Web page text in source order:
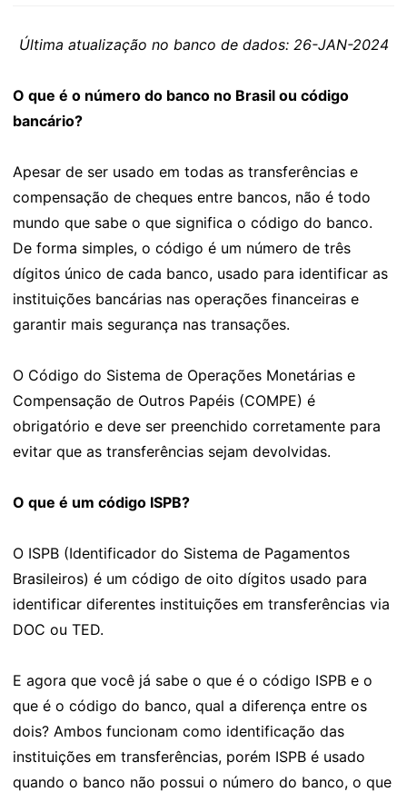
Última atualização no banco de dados: 26-JAN-2024
O que é o número do banco no Brasil ou código
bancário?
Apesar de ser usado em todas as transferências e
compensação de cheques entre bancos, não é todo
mundo que sabe o que significa o código do banco.
De forma simples, o código é um número de três
dígitos único de cada banco, usado para identificar as
instituições bancárias nas operações financeiras e
garantir mais segurança nas transações.
O Código do Sistema de Operações Monetárias e
Compensação de Outros Papéis (COMPE) é
obrigatório e deve ser preenchido corretamente para
evitar que as transferências sejam devolvidas.
O que é um código ISPB?
O ISPB (Identificador do Sistema de Pagamentos
Brasileiros) é um código de oito dígitos usado para
identificar diferentes instituições em transferências via
DOC ou TED.
E agora que você já sabe o que é o código ISPB e o
que é o código do banco, qual a diferença entre os
dois? Ambos funcionam como identificação das
instituições em transferências, porém ISPB é usado
quando o banco não possui o número do banco, o que